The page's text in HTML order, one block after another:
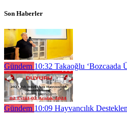
Son Haberler
Gündem 10:32 Takaoğlu ‘Bozcaada
Gündem 10:09 Hayvancılık